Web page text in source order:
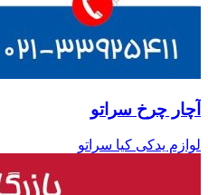
آچار چرخ سراتو
لوازم یدکی کیا سراتو